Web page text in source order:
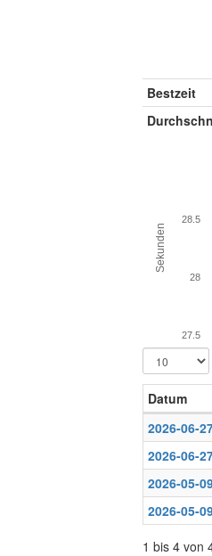
Bestzeit
Sekunden
27.5
28
28.5
Datum
2026-06-
2026-06-
2026-05-
2026-05-
1 bis 4 von